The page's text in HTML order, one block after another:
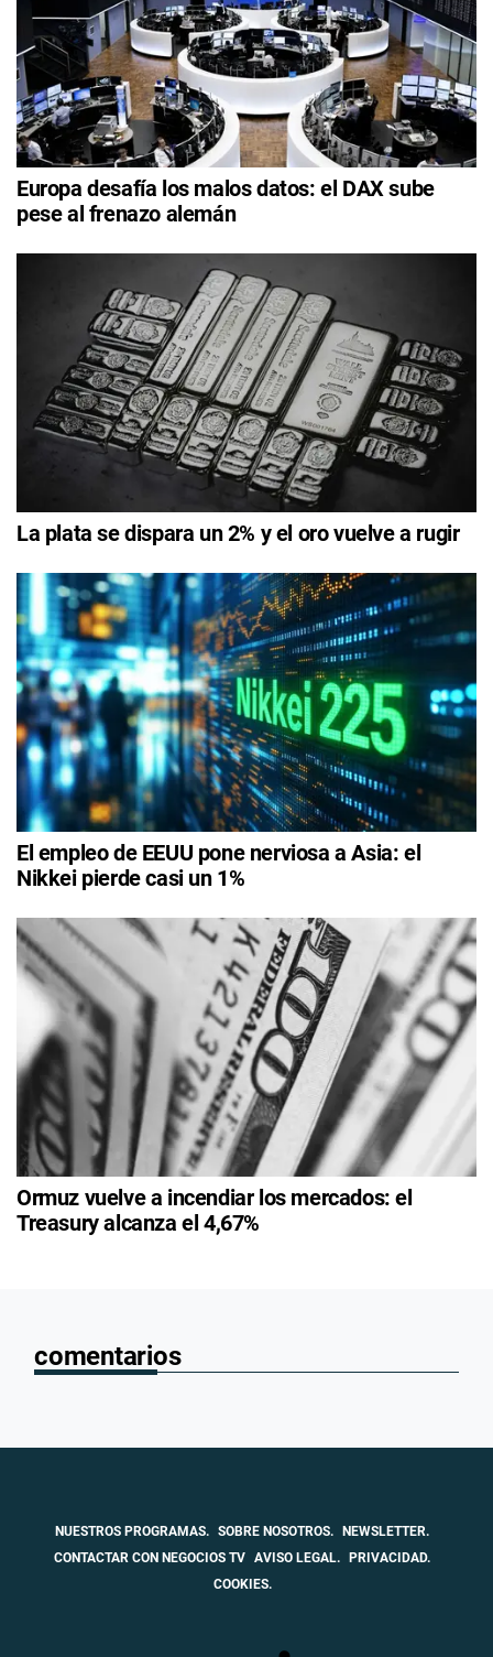
Europa desafía los malos datos: el DAX sube
pese al frenazo alemán
La plata se dispara un 2% y el oro vuelve a rugir
El empleo de EEUU pone nerviosa a Asia: el
Nikkei pierde casi un 1%
Ormuz vuelve a incendiar los mercados: el
Treasury alcanza el 4,67%
comentarios
NUESTROS PROGRAMAS. SOBRE NOSOTROS.
NEWSLETTER.
CONTACTAR CON NEGOCIOS TV AVISO LEGAL.
PRIVACIDAD.
COOKIES.